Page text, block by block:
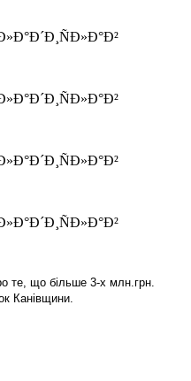
те, що більше 3-х млн.грн.
Канівщини.